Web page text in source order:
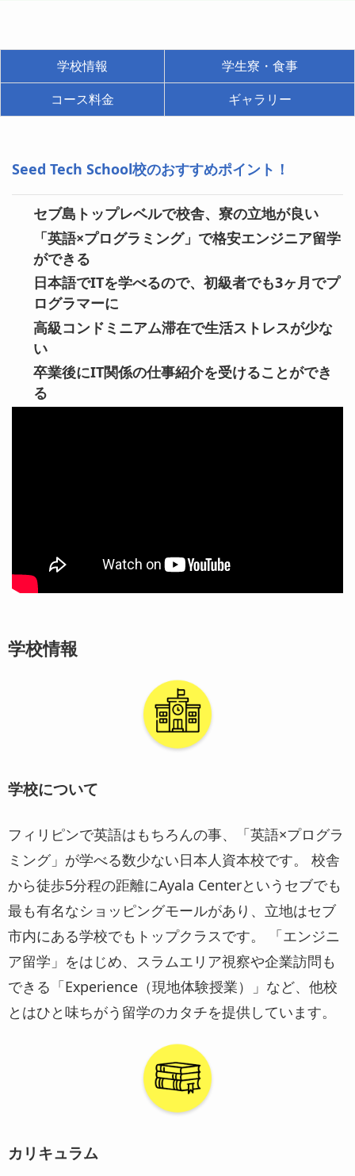
学校情報
学生寮・食事
コース料金
ギャラリー
Seed Tech School校のおすすめポイント！
セブ島トップレベルで校舎、寮の立地が良い
「英語×プログラミング」で格安エンジニア留学
ができる
日本語でITを学べるので、初級者でも3ヶ月でプ
ログラマーに
高級コンドミニアム滞在で生活ストレスが少な
い
卒業後にIT関係の仕事紹介を受けることができ
る
学校情報
学校について
フィリピンで英語はもちろんの事、「英語×プログラ
ミング」が学べる数少ない日本人資本校です。 校舎
から徒歩5分程の距離にAyala Centerというセブでも
最も有名なショッピングモールがあり、立地はセブ
市内にある学校でもトップクラスです。 「エンジニ
ア留学」をはじめ、スラムエリア視察や企業訪問も
できる「Experience（現地体験授業）」など、他校
とはひと味ちがう留学のカタチを提供しています。
カリキュラム